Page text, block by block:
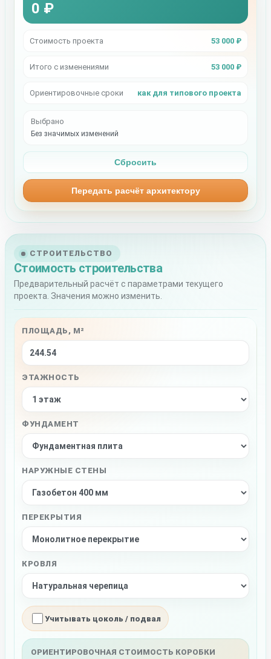
СТРОИТЕЛЬСТВО
Стоимость строительства
Предварительный расчёт с параметрами текущего
проекта. Значения можно изменить.
ПЛОЩАДЬ, М²
ЭТАЖНОСТЬ
ФУНДАМЕНТ
НАРУЖНЫЕ СТЕНЫ
ПЕРЕКРЫТИЯ
КРОВЛЯ
Учитывать цоколь / подвал
ОРИЕНТИРОВОЧНАЯ СТОИМОСТЬ КОРОБКИ
0 ₽
Стоимость проекта 53 000 ₽
Итого с изменениями 53 000 ₽
Ориентировочные сроки как для типового проекта
Выбрано
Без значимых изменений
Сбросить
Передать расчёт архитектору